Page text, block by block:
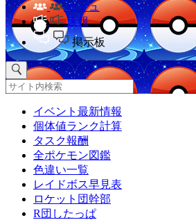
コミュ
速報
掲示板
イベント最新情報
個体値ランク計算
タスク報酬
全ポケモン図鑑
色違い一覧
レイドボス早見表
ロケット団幹部
R団したっぱ